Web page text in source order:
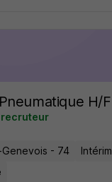
H/F
recruteur
- 74
Intérim